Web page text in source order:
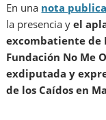
En una nota
la presencia yel
excombatiente de
Fundación No Me
exdiputada y
de los Caídos en